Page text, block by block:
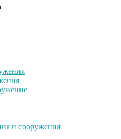
и сооружения